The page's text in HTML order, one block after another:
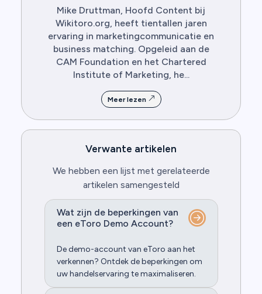
Mike Druttman, Hoofd Content bij
Wikitoro.org, heeft tientallen jaren
ervaring in marketingcommunicatie en
business matching. Opgeleid aan de
CAM Foundation en het Chartered
Institute of Marketing, he...
Meer lezen
Verwante artikelen
We hebben een lijst met gerelateerde
artikelen samengesteld
Wat zijn de beperkingen van
een eToro Demo Account?
De demo-account van eToro aan het
verkennen? Ontdek de beperkingen om
uw handelservaring te maximaliseren.